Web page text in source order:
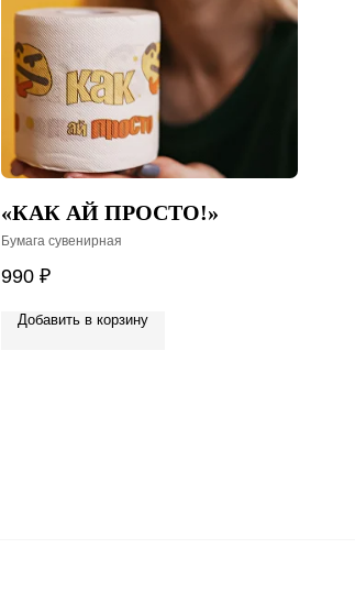
«КАК АЙ ПРОСТО!»
Бумага сувенирная
990 ₽
Добавить в корзину